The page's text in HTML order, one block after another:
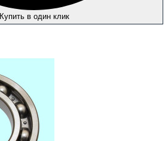
Купить в один клик